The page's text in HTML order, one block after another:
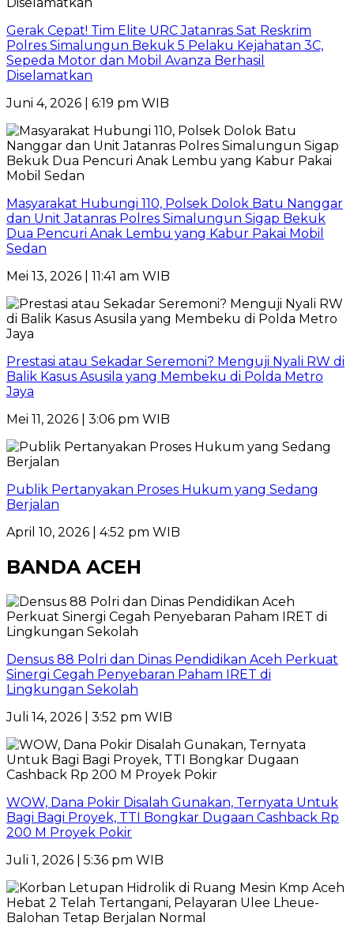
Gerak Cepat! Tim Elite URC Jatanras Sat Reskrim
Polres Simalungun Bekuk 5 Pelaku Kejahatan 3C,
Sepeda Motor dan Mobil Avanza Berhasil
Diselamatkan
Juni 4, 2026 | 6:19 pm WIB
Masyarakat Hubungi 110, Polsek Dolok Batu Nanggar
dan Unit Jatanras Polres Simalungun Sigap Bekuk
Dua Pencuri Anak Lembu yang Kabur Pakai Mobil
Sedan
Mei 13, 2026 | 11:41 am WIB
Prestasi atau Sekadar Seremoni? Menguji Nyali RW di
Balik Kasus Asusila yang Membeku di Polda Metro
Jaya
Mei 11, 2026 | 3:06 pm WIB
Publik Pertanyakan Proses Hukum yang Sedang
Berjalan
April 10, 2026 | 4:52 pm WIB
BANDA ACEH
Densus 88 Polri dan Dinas Pendidikan Aceh Perkuat
Sinergi Cegah Penyebaran Paham IRET di
Lingkungan Sekolah
Juli 14, 2026 | 3:52 pm WIB
WOW, Dana Pokir Disalah Gunakan, Ternyata Untuk
Bagi Bagi Proyek, TTI Bongkar Dugaan Cashback Rp
200 M Proyek Pokir
Juli 1, 2026 | 5:36 pm WIB